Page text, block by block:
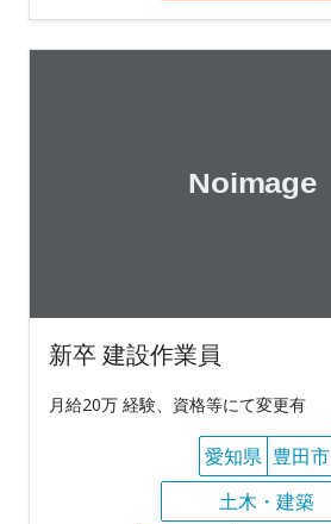
新卒 建設作業員
月給20万 経験、資格等にて変更有
愛知県 豊田市
土木・建築